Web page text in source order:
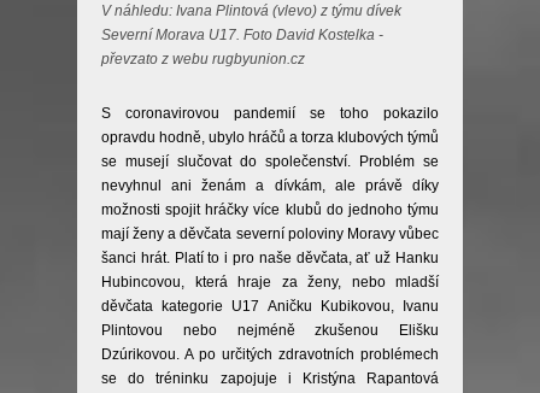
V náhledu: Ivana Plintová (vlevo) z týmu dívek
Severní Morava U17. Foto David Kostelka -
převzato z webu rugbyunion.cz
S coronavirovou pandemií se toho pokazilo
opravdu hodně, ubylo hráčů a torza klubových týmů
se musejí slučovat do společenství. Problém se
nevyhnul ani ženám a dívkám, ale právě díky
možnosti spojit hráčky více klubů do jednoho týmu
mají ženy a děvčata severní poloviny Moravy vůbec
šanci hrát. Platí to i pro naše děvčata, ať už Hanku
Hubincovou, která hraje za ženy, nebo mladší
děvčata kategorie U17 Aničku Kubikovou, Ivanu
Plintovou nebo nejméně zkušenou Elišku
Dzúrikovou. A po určitých zdravotních problémech
se do tréninku zapojuje i Kristýna Rapantová